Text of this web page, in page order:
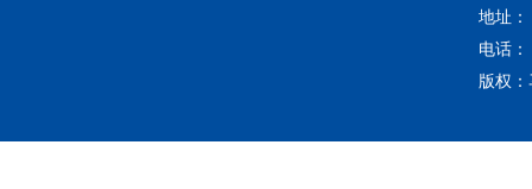
地址
电话：
版权